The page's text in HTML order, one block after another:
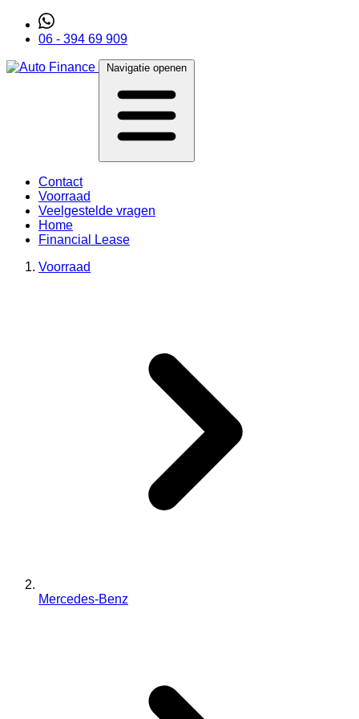
06 - 394 69 909
Navigatie openen
Contact
Voorraad
Veelgestelde vragen
Home
Financial Lease
Voorraad
Mercedes-Benz